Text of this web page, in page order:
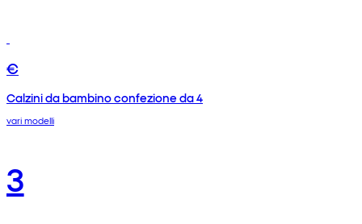
€
Calzini da bambino confezione da 4
vari modelli
3